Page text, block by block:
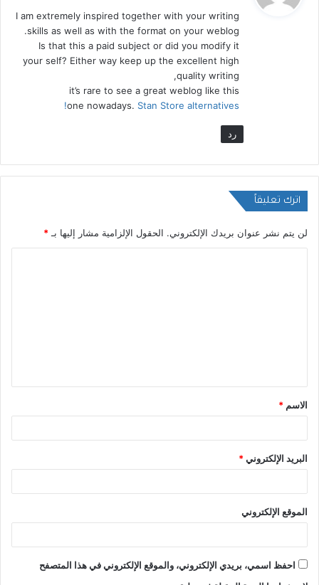
ل
I am extremely inspired together with your writing
skills as well as with the format on your weblog.
Is that this a paid subject or did you modify it
your self? Either way keep up the excellent high
quality writing,
it’s rare to see a great weblog like this
one nowadays. Stan Store alternatives
!
رد
اترك تعليقاً
لن يتم نشر عنوان بريدك الإلكتروني. الحقول الإلزامية مشار إليها بـ *
ق
*
الاسم *
البريد الإلكتروني*
الموقع الإلكتروني
احفظ اسمي، بريدي الإلكتروني، والموقع الإلكتروني في هذا المتصفح